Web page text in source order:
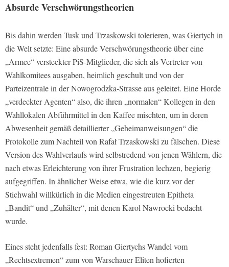
Absurde Verschwörungstheorien
Bis dahin werden Tusk und Trzaskowski tolerieren, was Giertych in
die Welt setzte: Eine absurde Verschwörungstheorie über eine
„Armee“ versteckter PiS-Mitglieder, die sich als Vertreter von
Wahlkomitees ausgaben, heimlich geschult und von der
Parteizentrale in der Nowogrodzka-Strasse aus geleitet. Eine Horde
„verdeckter Agenten“ also, die ihren „normalen“ Kollegen in den
Wahllokalen Abführmittel in den Kaffee mischten, um in deren
Abwesenheit gemäß detaillierter „Geheimanweisungen“ die
Protokolle zum Nachteil von Rafał Trzaskowski zu fälschen. Diese
Version des Wahlverlaufs wird selbstredend von jenen Wählern, die
nach etwas Erleichterung von ihrer Frustration lechzen, begierig
aufgegriffen. In ähnlicher Weise etwa, wie die kurz vor der
Stichwahl willkürlich in die Medien eingestreuten Epitheta
„Bandit“ und „Zuhälter“, mit denen Karol Nawrocki bedacht
wurde.
Eines steht jedenfalls fest: Roman Giertychs Wandel vom
„Rechtsextremen“ zum von Warschauer Eliten hofierten